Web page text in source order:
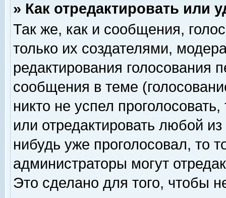
» Как отредактировать или
Так же, как и сообщения,
только их создателями,
редактирования голосования
сообщения в теме
никто не успел
или отредактировать любой
нибудь уже проголосовал, то
администраторы могут
Это сделано для того, чтобы